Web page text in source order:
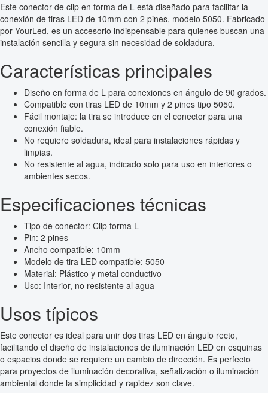
Este conector de clip en forma de L está diseñado para facilitar la
conexión de tiras LED de 10mm con 2 pines, modelo 5050. Fabricado
por YourLed, es un accesorio indispensable para quienes buscan una
instalación sencilla y segura sin necesidad de soldadura.
Características principales
Diseño en forma de L para conexiones en ángulo de 90 grados.
Compatible con tiras LED de 10mm y 2 pines tipo 5050.
Fácil montaje: la tira se introduce en el conector para una
conexión fiable.
No requiere soldadura, ideal para instalaciones rápidas y
limpias.
No resistente al agua, indicado solo para uso en interiores o
ambientes secos.
Especificaciones técnicas
Tipo de conector: Clip forma L
Pin: 2 pines
Ancho compatible: 10mm
Modelo de tira LED compatible: 5050
Material: Plástico y metal conductivo
Uso: Interior, no resistente al agua
Usos típicos
Este conector es ideal para unir dos tiras LED en ángulo recto,
facilitando el diseño de instalaciones de iluminación LED en esquinas
o espacios donde se requiere un cambio de dirección. Es perfecto
para proyectos de iluminación decorativa, señalización o iluminación
ambiental donde la simplicidad y rapidez son clave.